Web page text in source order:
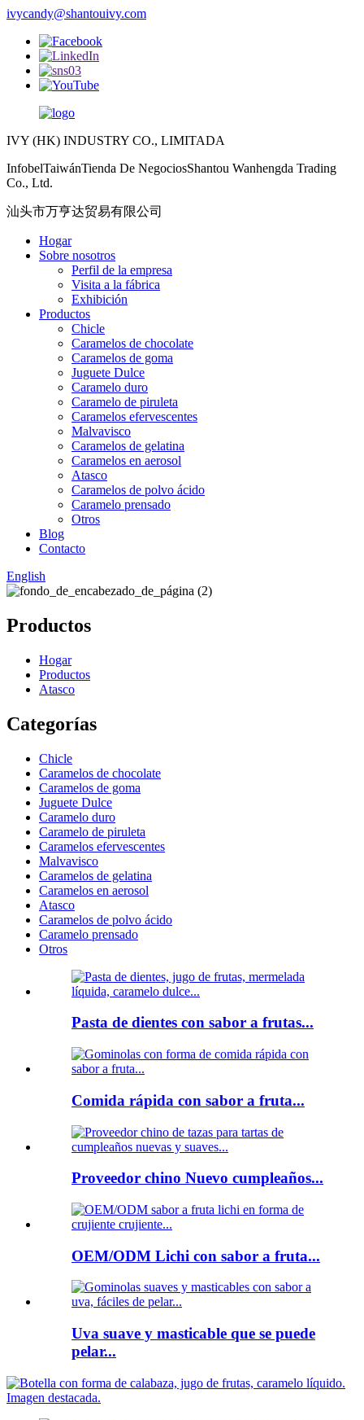
ivycandy@shantouivy.com
IVY (HK) INDUSTRY CO., LIMITADA
InfobelTaiwánTienda De NegociosShantou Wanhengda Trading
Co., Ltd.
汕头市万亨达贸易有限公司
Hogar
Sobre nosotros
Perfil de la empresa
Visita a la fábrica
Exhibición
Productos
Chicle
Caramelos de chocolate
Caramelos de goma
Juguete Dulce
Caramelo duro
Caramelo de piruleta
Caramelos efervescentes
Malvavisco
Caramelos de gelatina
Caramelos en aerosol
Atasco
Caramelos de polvo ácido
Caramelo prensado
Otros
Blog
Contacto
English
Productos
Hogar
Productos
Atasco
Categorías
Chicle
Caramelos de chocolate
Caramelos de goma
Juguete Dulce
Caramelo duro
Caramelo de piruleta
Caramelos efervescentes
Malvavisco
Caramelos de gelatina
Caramelos en aerosol
Atasco
Caramelos de polvo ácido
Caramelo prensado
Otros
Pasta de dientes con sabor a frutas...
Comida rápida con sabor a fruta...
Proveedor chino Nuevo cumpleaños...
OEM/ODM Lichi con sabor a fruta...
Uva suave y masticable que se puede
pelar...